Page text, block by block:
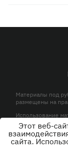
Материалы под
размещены на
Использование
активной
© ООО «ЮЛАВ
Этот веб-
сайта.